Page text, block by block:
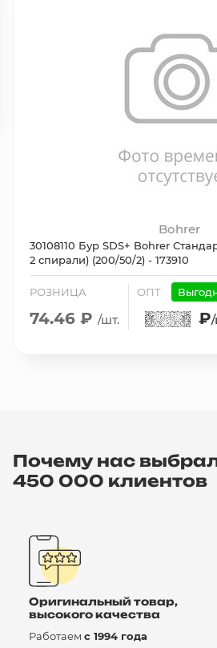
Bohrer
30108110 Бур SDS+ Bohrer
2 спирали) (200/50/2) - 173910
РОЗНИЦА
74.46 ₽ /шт.
ОПТ
₽
Почему нас
450 000 клиентов
Оригинальный товар,
высокого качества
Работаем с 1994 года